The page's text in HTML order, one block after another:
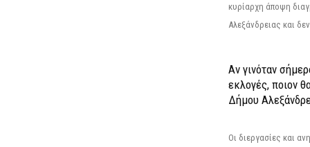
κυρίαρχη άποψη
Αλεξάνδρειας και
Αν γινόταν
εκλογές, ποιον
Δήμου
Οι διεργασίες και